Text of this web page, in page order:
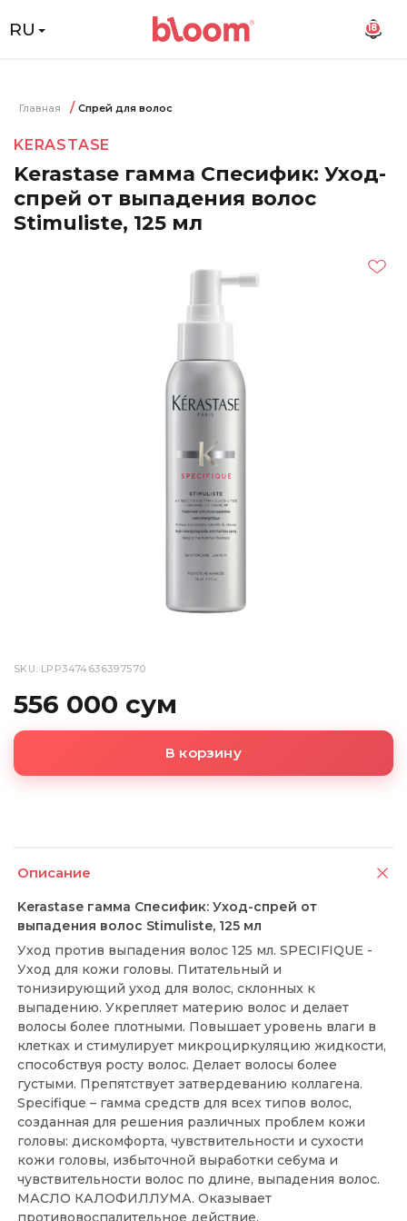
RU 18
Главная Спрей для волос
KERASTASE
Kerastase гамма Спесифик: Уход-
спрей от выпадения волос
Stimuliste, 125 мл
SKU: LPP3474636397570
556 000 сум
В корзину
Описание
Kerastase гамма Спесифик: Уход-спрей от
выпадения волос Stimuliste, 125 мл
Уход против выпадения волос 125 мл. SPECIFIQUE -
Уход для кожи головы. Питательный и
тонизирующий уход для волос, склонных к
выпадению. Укрепляет материю волос и делает
волосы более плотными. Повышает уровень влаги в
клетках и стимулирует микроциркуляцию жидкости,
способствуя росту волос. Делает волосы более
густыми. Препятствует затвердеванию коллагена.
Specifique – гамма средств для всех типов волос,
созданная для решения различных проблем кожи
головы: дискомфорта, чувствительности и сухости
кожи головы, избыточной выработки себума и
чувствительности волос по длине, выпадения волос.
МАСЛО КАЛОФИЛЛУМА. Оказывает
противовоспалительное действие.